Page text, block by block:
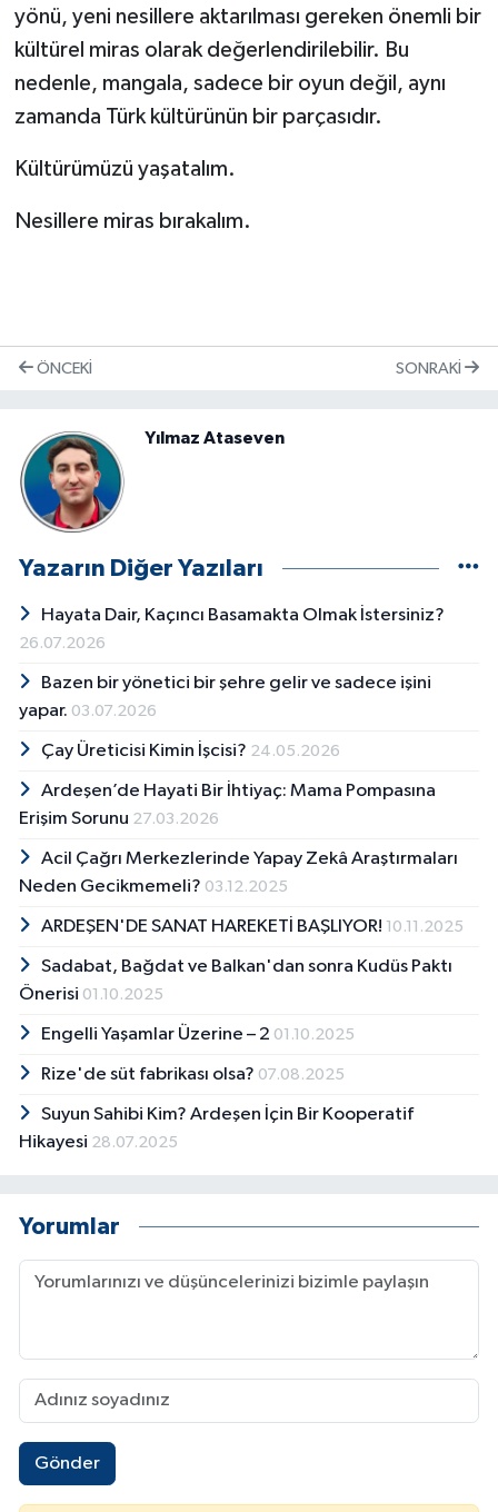
yönü, yeni nesillere aktarılması gereken önemli bir
kültürel miras olarak değerlendirilebilir. Bu
nedenle, mangala, sadece bir oyun değil, aynı
zamanda Türk kültürünün bir parçasıdır.
Kültürümüzü yaşatalım.
Nesillere miras bırakalım.
ÖNCEKI SONRAKI
Yılmaz Ataseven
Yazarın Diğer Yazıları
Hayata Dair, Kaçıncı Basamakta Olmak İstersiniz?
26.07.2026
Bazen bir yönetici bir şehre gelir ve sadece işini
yapar. 03.07.2026
Çay Üreticisi Kimin İşcisi? 24.05.2026
Ardeşen’de Hayati Bir İhtiyaç: Mama Pompasına
Erişim Sorunu 27.03.2026
Acil Çağrı Merkezlerinde Yapay Zekâ Araştırmaları
Neden Gecikmemeli? 03.12.2025
ARDEŞEN'DE SANAT HAREKETİ BAŞLIYOR! 10.11.2025
Sadabat, Bağdat ve Balkan'dan sonra Kudüs Paktı
Önerisi 01.10.2025
Engelli Yaşamlar Üzerine – 2 01.10.2025
Rize'de süt fabrikası olsa? 07.08.2025
Suyun Sahibi Kim? Ardeşen İçin Bir Kooperatif
Hikayesi 28.07.2025
Yorumlar
Gönder
ÜLKE GÜNDEMİ
YAŞAM